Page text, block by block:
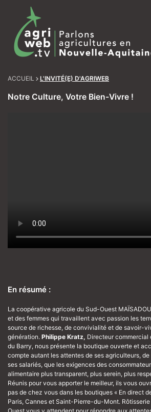
ACCUEIL L'INVITÉ(E) D'AGRIWEB
Notre Culture, Votre Bien-Vivre !
En résumé :
La coopérative agricole du Sud-Ouest
et des femmes qui travaillent avec passion les
source de richesse, de convivialité et de savoir-
génération. Philippe Kratz, Directeur commercial
du Barry, nous présente la boutique ouverte et
compte autant les attentes de ses agriculteurs,
ses salariés, que les exigences des
alimentaire plus transparent, plus serein, plus
Réunis pour vous apporter le meilleur, ils vous
pas de chez vous dans les boutiques « En direct
Paris, Cannes et Saint-Pierre-du-Mont.